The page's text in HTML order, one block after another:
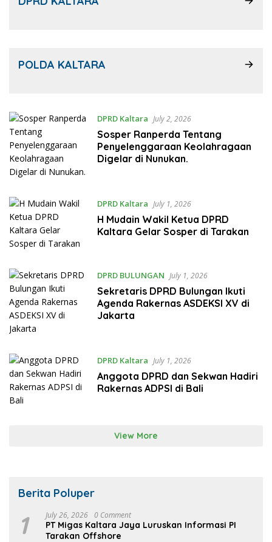
POLDA KALTARA
DPRD Kaltara July 2, 2026
Sosper Ranperda Tentang
Penyelenggaraan Keolahragaan
Digelar di Nunukan.
DPRD Kaltara July 1, 2026
H Mudain Wakil Ketua DPRD
Kaltara Gelar Sosper di Tarakan
DPRD BULUNGAN July 1, 2026
Sekretaris DPRD Bulungan Ikuti
Agenda Rakernas ASDEKSI XV di
Jakarta
DPRD Kaltara July 1, 2026
Anggota DPRD dan Sekwan Hadiri
Rakernas ADPSI di Bali
View More
Berita Poluper
1 July 26, 2026 0 Comment
PT Migas Kaltara Jaya Luruskan Informasi PI
Tarakan Offshore